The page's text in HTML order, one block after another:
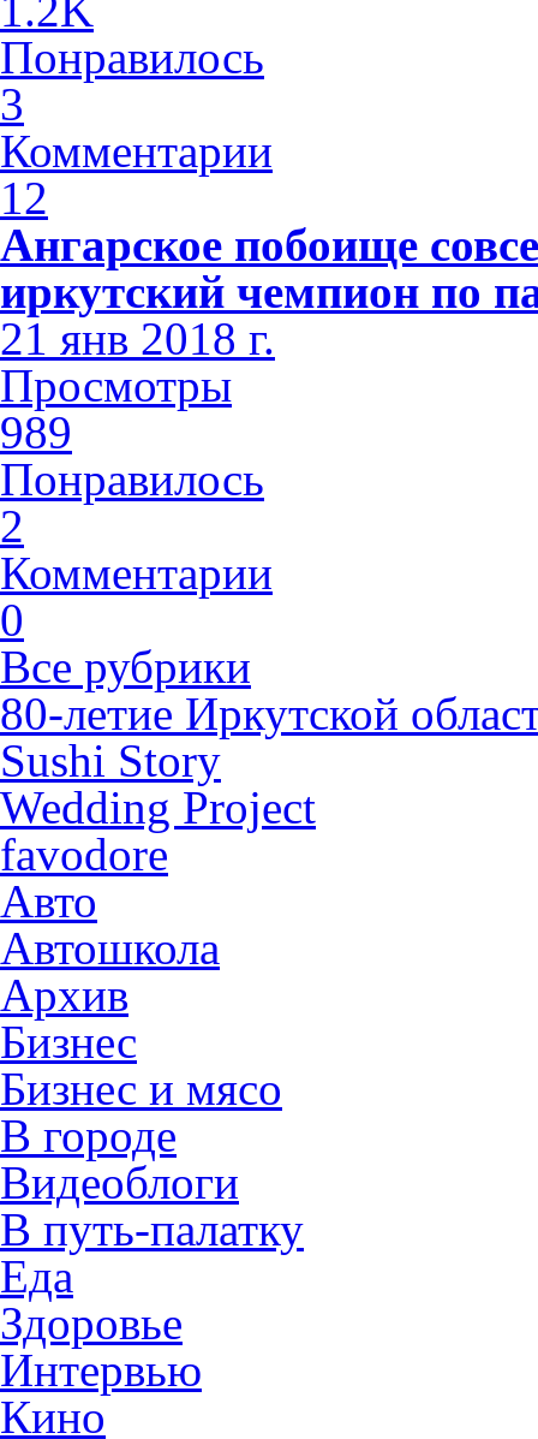
Понравилось
3
Комментарии
12
Ангарское побоище
иркутский чемпион по
21 янв 2018 г.
Просмотры
989
Понравилось
2
Комментарии
0
Все рубрики
80-летие Иркутской
Sushi Story
Wedding Project
favodore
Авто
Автошкола
Архив
Бизнес
Бизнес и мясо
В городе
Видеоблоги
В путь-палатку
Еда
Здоровье
Интервью
Кино